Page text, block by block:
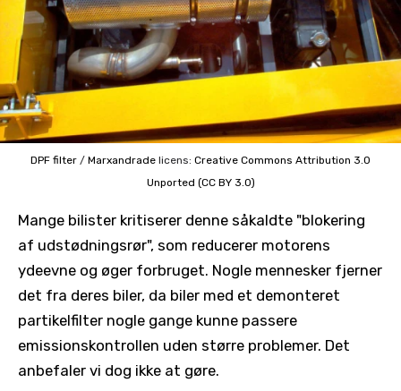
DPF filter / Marxandrade licens: Creative Commons Attribution 3.0
Unported (CC BY 3.0)
Mange bilister kritiserer denne såkaldte "blokering
af udstødningsrør", som reducerer motorens
ydeevne og øger forbruget. Nogle mennesker fjerner
det fra deres biler, da biler med et demonteret
partikelfilter nogle gange kunne passere
emissionskontrollen uden større problemer. Det
anbefaler vi dog ikke at gøre.